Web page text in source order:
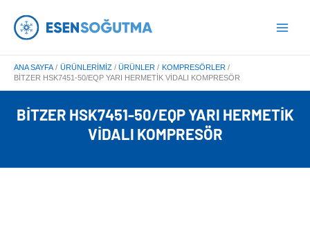
atla
Menu
ANA SAYFA ÜRÜNLERIMIZ ÜRÜNLER
KOMPRESÖRLER
BITZER HSK7451-50/EQP YARI HERMETIK VIDALI KOMPRESÖR
BITZER HSK7451-50/EQP YARI HERMETIK
VIDALI KOMPRESÖR